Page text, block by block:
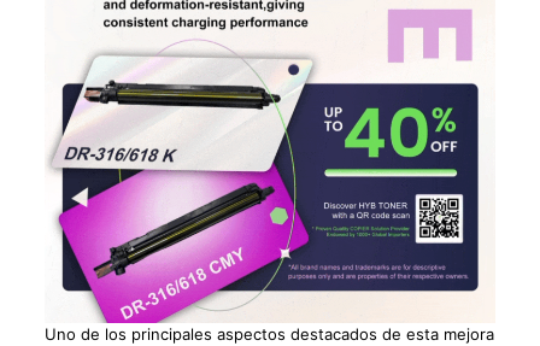
Uno de los principales aspectos destacados de esta mejora